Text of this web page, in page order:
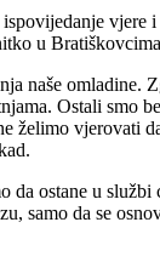
u
naše
Ostali smo
želimo
da ostane u
samo da se